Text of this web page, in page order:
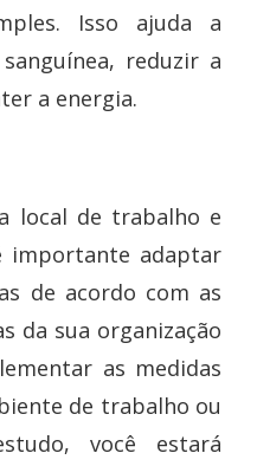
Isso ajuda a
reduzir a
a energia.
local de trabalho e
importante adaptar
de acordo com as
da sua organização
as medidas
de trabalho ou
você estará